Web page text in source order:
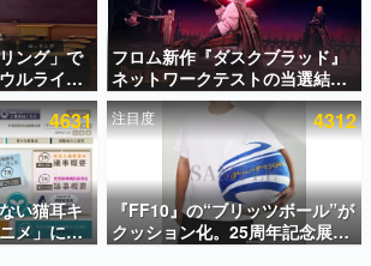
集一覧
入り記事
散数が数千以上！ ページビュー数万以上！ などな
くの人々に読まれた、電ファミ渾身の“殿堂入り”記
とめました。
ング」で
ルライク
んはソウ
返事に失
」
フロム新作『ダスクブラッド』
ネットワークテストの当選結果
が8月7日22時に発表。応募サイ
トのマイページから確認可能、
テスト実施は8月21日～24日
4631
い猫耳キ
メ」に視
見。違法
注目度 4312
『FF10』の“ブリッツボール”が
クッション化。25周年記念展
「FINAL FANTASY X